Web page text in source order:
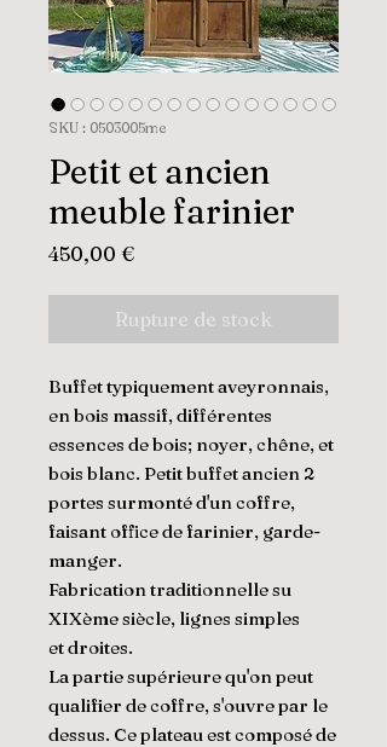
SKU : 0503005me
Petit et ancien
meuble farinier
450,00 €Prix
Rupture de stock
Buffet typiquement aveyronnais,
en bois massif, différentes
essences de bois; noyer, chêne, et
bois blanc. Petit buffet ancien 2
portes surmonté d'un coffre,
faisant office de farinier, garde-
manger.
Fabrication traditionnelle su
XIXème siècle, lignes simples
et droites.
La partie supérieure qu'on peut
qualifier de coffre, s'ouvre par le
dessus. Ce plateau est composé de